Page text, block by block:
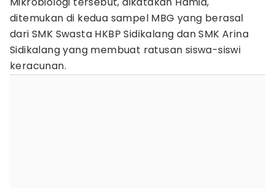
ditemukan di kedua sampel MBG yang berasal
dari SMK Swasta HKBP Sidikalang dan SMK Arina
Sidikalang yang membuat ratusan siswa-siswi
keracunan.